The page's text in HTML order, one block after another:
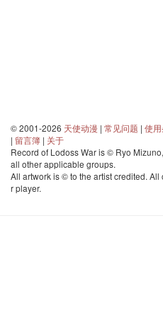
© 2001-2026 天使动漫 | 常见问题 | 使
| 留言簿 | 关于
Record of Lodoss War is © Ryo
all other applicable groups.
All artwork is © to the artist credited.
r player.